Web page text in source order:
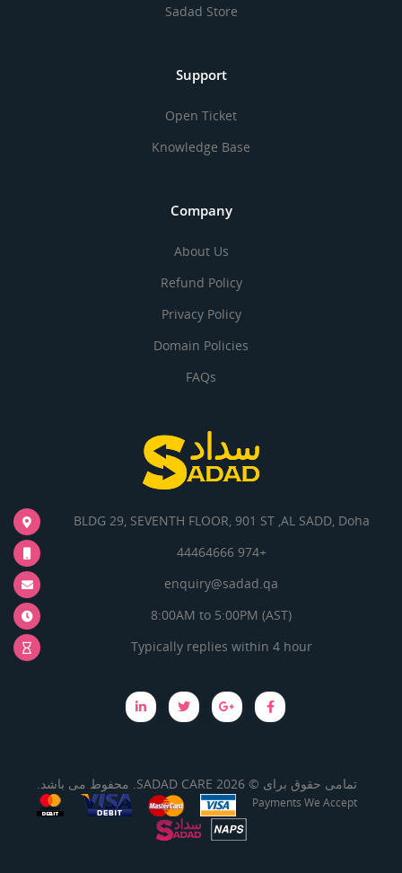
Sadad Store
Support
Open Ticket
Knowledge Base
Company
About Us
Refund Policy
Privacy Policy
Domain Policies
FAQs
BLDG 29, SEVENTH FLOOR, 901 ST ,AL SADD, Doha
+974 44464666
enquiry@sadad.qa
8:00AM to 5:00PM (AST)
Typically replies within 4 hour
تمامی حقوق برای © 2026 SADAD CARE. محفوط می باشد.
Payments We Accept